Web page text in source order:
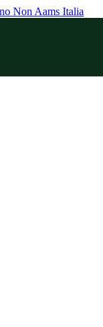
Non Aams Italia